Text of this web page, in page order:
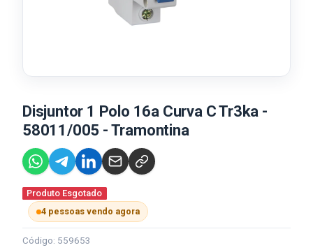
Disjuntor 1 Polo 16a Curva C Tr3ka -
58011/005 - Tramontina
Produto Esgotado
4 pessoas vendo agora
Código: 559653